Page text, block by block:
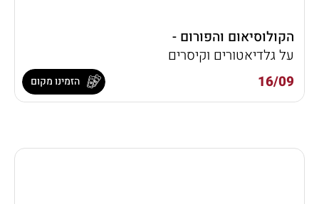
16/09
הקולוסיאום והפורום -
על גלדיאטורים וקיסרים
הזמינו מקום